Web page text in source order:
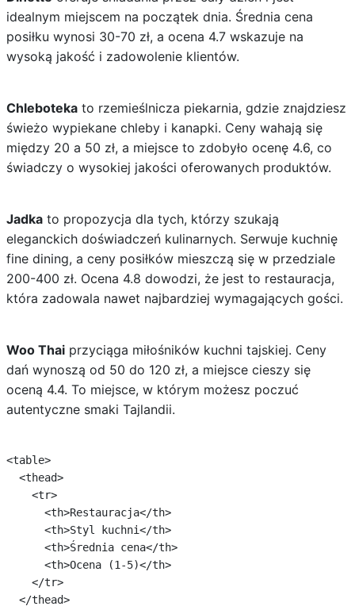
idealnym miejscem na początek dnia. Średnia cena
posiłku wynosi 30-70 zł, a ocena 4.7 wskazuje na
wysoką jakość i zadowolenie klientów.
Chlebotekato rzemieślnicza piekarnia, gdzie znajdziesz
świeżo wypiekane chleby i kanapki. Ceny wahają się
między 20 a 50 zł, a miejsce to zdobyło ocenę 4.6, co
świadczy o wysokiej jakości oferowanych produktów.
Jadkato propozycja dla tych, którzy szukają
eleganckich doświadczeń kulinarnych. Serwuje kuchnię
fine dining, a ceny posiłków mieszczą się w przedziale
200-400 zł. Ocena 4.8 dowodzi, że jest to restauracja,
która zadowala nawet najbardziej wymagających gości.
Woo Thaiprzyciąga miłośników kuchni tajskiej. Ceny
dań wynoszą od 50 do 120 zł, a miejsce cieszy się
oceną 4.4. To miejsce, w którym możesz poczuć
autentyczne smaki Tajlandii.
<table>
  <thead>
    <tr>
      <th>Restauracja</th>
      <th>Styl kuchni</th>
      <th>Średnia cena</th>
      <th>Ocena (1-5)</th>
    </tr>
  </thead>